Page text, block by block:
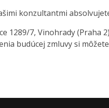
konzultantmi
1289/7, Vinohrady (Praha
budúcej zmluvy si